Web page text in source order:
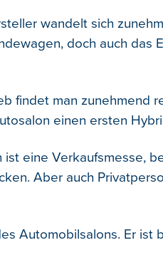
wandelt sich
doch auch das
findet man zunehmend
einen ersten
ist eine Verkaufsmesse,
Aber auch
Automobilsalons. Er ist